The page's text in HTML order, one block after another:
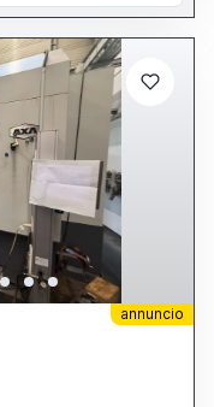
annuncio